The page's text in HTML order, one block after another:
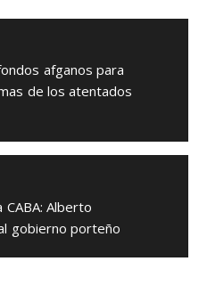
afganos para
de los atentados
Alberto
gobierno porteño